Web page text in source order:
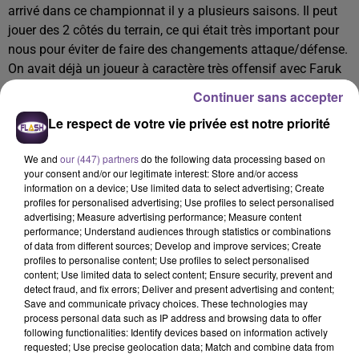
arrivé dans ce championnat il y a plusieurs saisons. Il peut
jouer des 2 côtés du terrain, ce qui était très important pour
nous pour éviter de faire des changements attaque/défense.
On avait déjà un joueur à caractère très offensif avec Faruk
éventuellement stabiliser un peu notre jeu. C'est un joueur
différent de Faruk dans ce sens là, très complémentaire.
C'était hyper important pour nous de remplacer Ewan, parce
que c'est un gaucher, qui nous permet d'enchaîner dans les
continuités et donner de la fluidité dans le jeu. Avec un
droitier à droite, souvent c'est compliqué. Je suis content
d'avoir pu faire venir ce joueur, et j'espère que ça se passera
très bien. On verra les débuts de Sime Ivic ce soir.
A LA UNE
Le respect de votre vie privée est notre priorité
We and our (447) partnersdo the following data processing based on
your consent and/or our legitimate interest: Store and/or access
information on a device; Use limited data to select advertising; Create
profiles for personalised advertising; Use profiles to select personalised
advertising; Measure advertising performance; Measure content
performance; Understand audiences through statistics or combinations
of data from different sources; Develop and improve services; Create
profiles to personalise content; Use profiles to select personalised
content; Use limited data to select content; Ensure security, prevent and
detect fraud, and fix errors; Deliver and present advertising and content;
Save and communicate privacy choices. These technologies may
process personal data such as IP address and browsing data to offer
following functionalities: Identify devices based on information actively
requested; Use precise geolocation data; Match and combine data from
Continuer sans accepter